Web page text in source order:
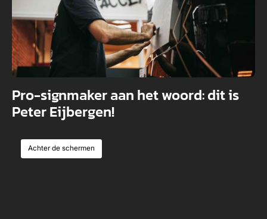
Pro-signmaker aan het woord: dit is
Peter Eijbergen!
Achter de schermen